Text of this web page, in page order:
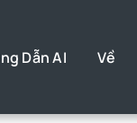
Dẫn AI Về